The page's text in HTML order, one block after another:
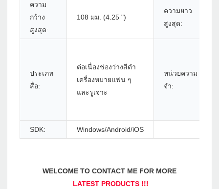
ความ
กว้าง
สูงสุด:
108 มม. (4.25 ")
ความยาว
สูงสุด:
ประเภท
สื่อ:
ต่อเนื่องช่องว่างสีดำ
เครื่องหมายแฟน ๆ
และรูเจาะ
หน่วยความ
จำ:
SDK: Windows/Android/iOS